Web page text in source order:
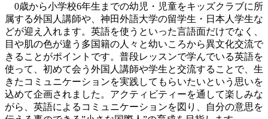
0歳から小学校6年生までの幼児・児童をキッズクラブに所
属する外国人講師や、神田外語大学の留学生・日本人学生な
どが迎え入れます。英語を使うといった言語面だけでなく、
目や肌の色が違う多国籍の人々と幼いころから異文化交流で
きることがポイントです。普段レッスンで学んでいる英語を
使って、初めて会う外国人講師や学生と交流することで、生
きたコミュニケーションを実践してもらいたいという思いを
込めて企画されました。アクティビティーを通して楽しみな
がら、英語によるコミュニケーションを図り、自分の意思を